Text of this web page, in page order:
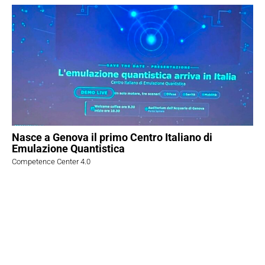
Nasce a Genova il primo Centro Italiano di
Emulazione Quantistica
Competence Center 4.0